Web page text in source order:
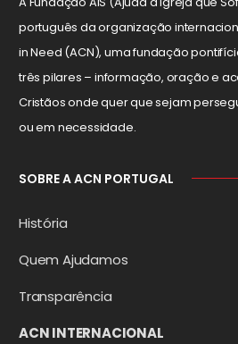
português da organização
in Need (ACN), uma fundação
três pilares – informação, oração e
Cristãos onde quer que sejam
ou em necessidade.
SOBRE A ACN PORTUGAL
História
Quem Ajudamos
Transparência
ACN INTERNACIONAL